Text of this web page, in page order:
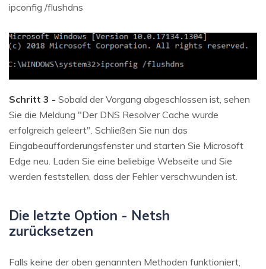
ipconfig /flushdns
Schritt 3 - Sobald der Vorgang abgeschlossen ist, sehen
Sie die Meldung "Der DNS Resolver Cache wurde
erfolgreich geleert". Schließen Sie nun das
Eingabeaufforderungsfenster und starten Sie Microsoft
Edge neu. Laden Sie eine beliebige Webseite und Sie
werden feststellen, dass der Fehler verschwunden ist.
Die letzte Option - Netsh
zurücksetzen
Falls keine der oben genannten Methoden funktioniert,